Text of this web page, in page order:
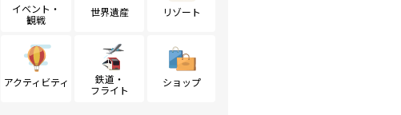
イベント・
観戦
世界遺産 リゾート
アクティビティ
鉄道・
フライト
ショップ